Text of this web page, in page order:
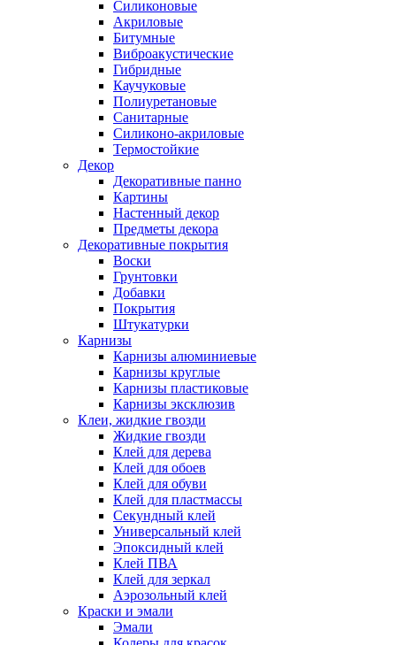
Силиконовые
Акриловые
Битумные
Виброакустические
Гибридные
Каучуковые
Полиуретановые
Санитарные
Силиконо-акриловые
Термостойкие
Декор
Декоративные панно
Картины
Настенный декор
Предметы декора
Декоративные покрытия
Воски
Грунтовки
Добавки
Покрытия
Штукатурки
Карнизы
Карнизы алюминиевые
Карнизы круглые
Карнизы пластиковые
Карнизы эксклюзив
Клеи, жидкие гвозди
Жидкие гвозди
Клей для дерева
Клей для обоев
Клей для обуви
Клей для пластмассы
Секундный клей
Универсальный клей
Эпоксидный клей
Клей ПВА
Клей для зеркал
Аэрозольный клей
Краски и эмали
Эмали